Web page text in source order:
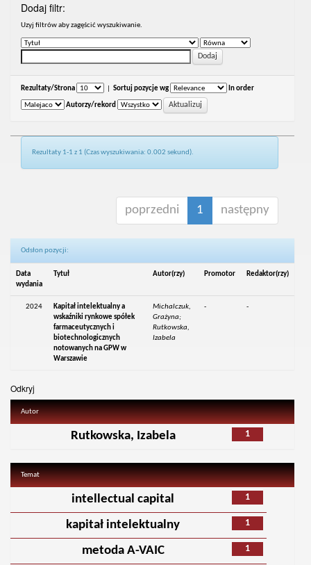
Dodaj filtr:
Uzyj filtrów aby zagęścić wyszukiwanie.
Rezultaty/Strona Sortuj pozycje wg In order
Autorzy/rekord
Rezultaty 1-1 z 1 (Czas wyszukiwania: 0.002 sekund).
poprzedni 1 następny
Odsłon pozycji:
Data
wydania
Tytuł Autor(rzy) Promotor Redaktor(rzy)
2024
Kapitał intelektualny a
wskaźniki rynkowe spółek
farmaceutycznych i
biotechnologicznych
notowanych na GPW w
Warszawie
Michalczuk,
Grażyna;
Rutkowska,
Izabela
- -
Odkryj
Autor
1
Rutkowska, Izabela
Temat
1
intellectual capital
1
kapitał intelektualny
1
metoda A-VAIC